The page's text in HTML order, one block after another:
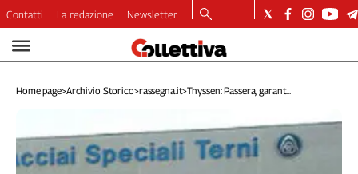
Video
Dirette
Copertine
Economia
Contatti La redazione Newsletter
Home page>Archivio Storico>rassegna.it>Thyssen: Passera, garant...